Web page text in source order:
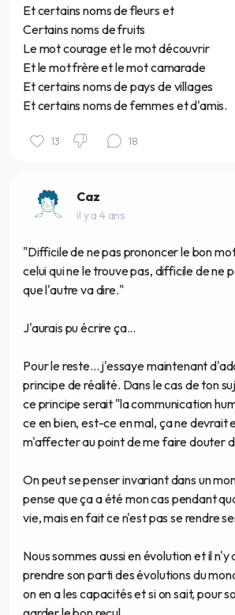
Et certains noms de fleurs et
Certains noms de fruits
Le mot courage et le mot découvrir
Et le mot frère et le mot camarade
Et certains noms de pays de villages
Et certains noms de femmes et d'amis.
13 18
Caz
il y a 4 ans
"Difficile de ne pas prononcer le bon
celui qui ne le trouve pas, difficile de ne
que l'autre va dire."
J'aurais pu écrire ça...
Pour le reste... j'essaye maintenant
principe de réalité. Dans le cas de ton
ce principe serait "la communication
ce en bien, est-ce en mal, ça ne devrait
m'affecter au point de me faire douter
On peut se penser invariant dans un
pense que ça a été mon cas pendant
vie, mais en fait ce n'est pas se rendre
Nous sommes aussi en évolution et il n'y
prendre son parti des évolutions du
on en a les capacités et si on sait, pour